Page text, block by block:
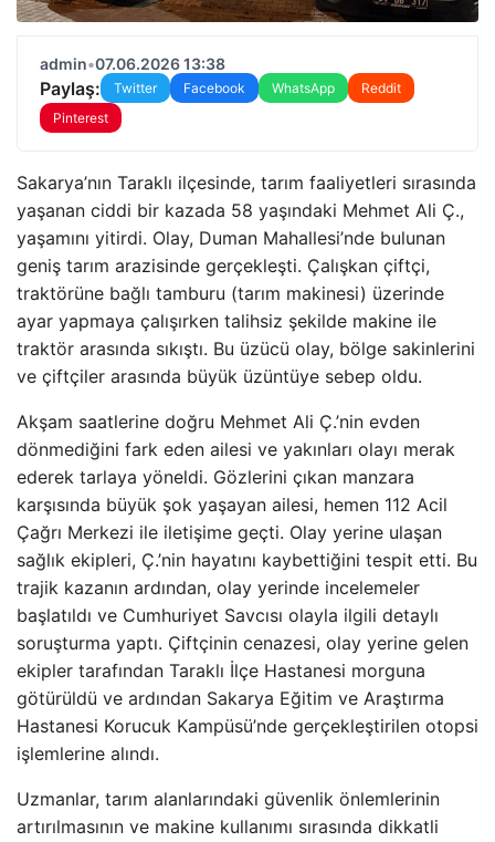
admin•07.06.2026 13:38
Paylaş: Twitter Facebook WhatsApp
Reddit
Pinterest
Sakarya’nın Taraklı ilçesinde, tarım faaliyetleri sırasında
yaşanan ciddi bir kazada 58 yaşındaki Mehmet Ali Ç.,
yaşamını yitirdi. Olay, Duman Mahallesi’nde bulunan
geniş tarım arazisinde gerçekleşti. Çalışkan çiftçi,
traktörüne bağlı tamburu (tarım makinesi) üzerinde
ayar yapmaya çalışırken talihsiz şekilde makine ile
traktör arasında sıkıştı. Bu üzücü olay, bölge sakinlerini
ve çiftçiler arasında büyük üzüntüye sebep oldu.
Akşam saatlerine doğru Mehmet Ali Ç.’nin evden
dönmediğini fark eden ailesi ve yakınları olayı merak
ederek tarlaya yöneldi. Gözlerini çıkan manzara
karşısında büyük şok yaşayan ailesi, hemen 112 Acil
Çağrı Merkezi ile iletişime geçti. Olay yerine ulaşan
sağlık ekipleri, Ç.’nin hayatını kaybettiğini tespit etti. Bu
trajik kazanın ardından, olay yerinde incelemeler
başlatıldı ve Cumhuriyet Savcısı olayla ilgili detaylı
soruşturma yaptı. Çiftçinin cenazesi, olay yerine gelen
ekipler tarafından Taraklı İlçe Hastanesi morguna
götürüldü ve ardından Sakarya Eğitim ve Araştırma
Hastanesi Korucuk Kampüsü’nde gerçekleştirilen otopsi
işlemlerine alındı.
Uzmanlar, tarım alanlarındaki güvenlik önlemlerinin
artırılmasının ve makine kullanımı sırasında dikkatli